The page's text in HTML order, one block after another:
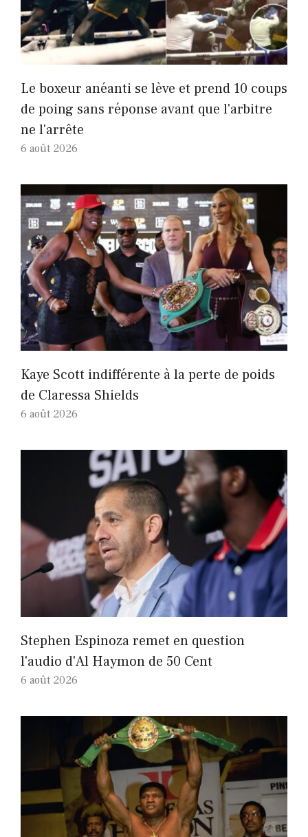
Le boxeur anéanti se lève et prend 10 coups
de poing sans réponse avant que l'arbitre
ne l'arrête
6 août 2026
Kaye Scott indifférente à la perte de poids
de Claressa Shields
6 août 2026
Stephen Espinoza remet en question
l'audio d'Al Haymon de 50 Cent
6 août 2026